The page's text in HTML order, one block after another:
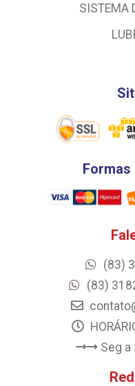
SISTEMA
Formas
(83)
(83)
Seg a